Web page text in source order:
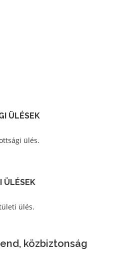
ÜLÉSEK
ülés.
ÜLÉSEK
ülés.
közbiztonság